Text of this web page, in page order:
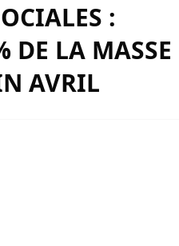
:
DE LA MASSE
AVRIL